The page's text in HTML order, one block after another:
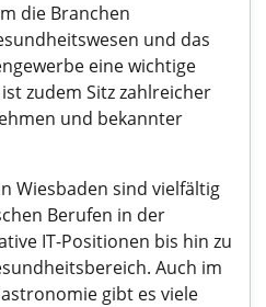
die Branchen
und das
eine wichtige
zudem Sitz zahlreicher
und bekannter
Wiesbaden sind vielfältig
Berufen in der
IT-Positionen bis hin zu
Auch im
gibt es viele